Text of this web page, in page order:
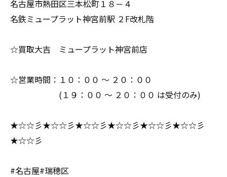
名古屋市熱田区三本松町１８－４
名鉄ミュープラット神宮前駅 ２F改札階
☆買取大吉 ミュープラット神宮前店
☆営業時間：１０：００ ～ ２０：００
(１９：００ ～ ２０：００ は受付のみ)
★☆☆彡★☆☆彡★☆☆彡★☆☆彡★☆☆彡★☆☆彡
★☆☆彡
#名古屋#瑞穂区